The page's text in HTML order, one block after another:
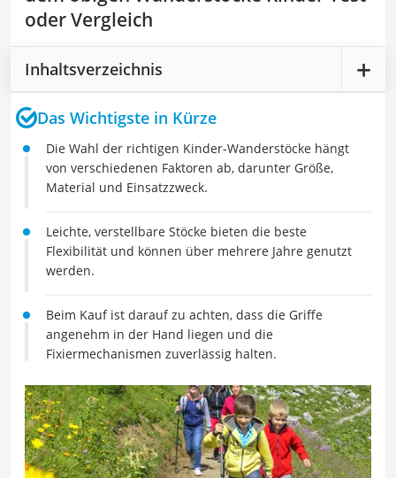
oder Vergleich
Inhaltsverzeichnis
Das Wichtigste in Kürze
Die Wahl der richtigen Kinder-Wanderstöcke hängt
von verschiedenen Faktoren ab, darunter Größe,
Material und Einsatzzweck.
Leichte, verstellbare Stöcke bieten die beste
Flexibilität und können über mehrere Jahre genutzt
werden.
Beim Kauf ist darauf zu achten, dass die Griffe
angenehm in der Hand liegen und die
Fixiermechanismen zuverlässig halten.